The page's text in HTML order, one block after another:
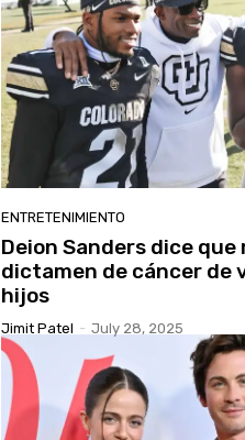
ENTRETENIMIENTO
Deion Sanders dice
dictamen de cáncer de
hijos
Jimit Patel - July 28, 2025